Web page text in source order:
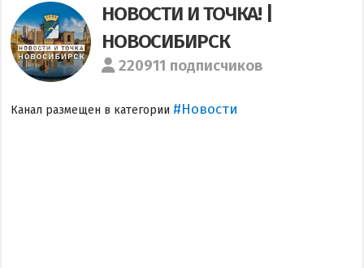
НОВОСТИ И ТОЧКА! |
НОВОСИБИРСК
220911 подписчиков
Канал размещен в категории #Новости